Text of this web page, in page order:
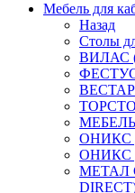
Мебель для
Назад
Столы
ВИЛАС
ФЕСТУС
ВЕСТАР
ОНИКС
ОНИКС
МЕТАЛ